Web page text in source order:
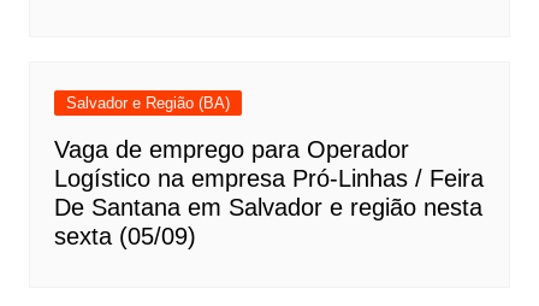
Salvador e Região (BA)
Vaga de emprego para Operador
Logístico na empresa Pró-Linhas / Feira
De Santana em Salvador e região nesta
sexta (05/09)